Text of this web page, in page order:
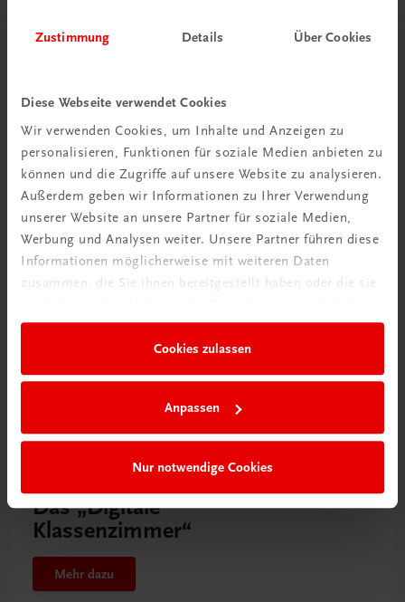
Zustimmung Details Über Cookies
Diese Webseite verwendet Cookies
Wir verwenden Cookies, um Inhalte und Anzeigen zu
personalisieren, Funktionen für soziale Medien anbieten zu
können und die Zugriffe auf unsere Website zu analysieren.
Außerdem geben wir Informationen zu Ihrer Verwendung
unserer Website an unsere Partner für soziale Medien,
Werbung und Analysen weiter. Unsere Partner führen diese
Informationen möglicherweise mit weiteren Daten
zusammen, die Sie ihnen bereitgestellt haben oder die sie
Cookies zulassen
Anpassen
Nur notwendige Cookies
Schon entdeckt?
Ratgeber Schulpraxis
Neu in der DigiBox
Das „Digitale
Klassenzimmer“
Mehr dazu